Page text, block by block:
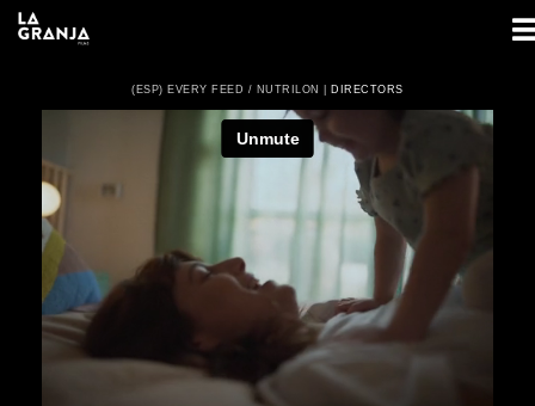
(ESP) EVERY FEED / NUTRILON | DIRECTORS